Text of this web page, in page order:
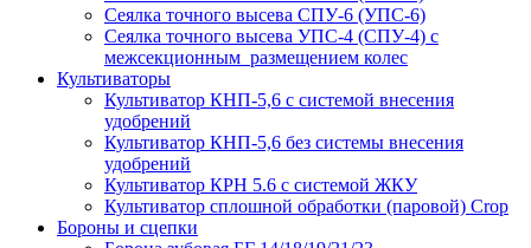
Сеялка точного высева СПУ-6 (УПС-6)
Сеялка точного высева УПС-4 (СПУ-4) с
межсекционным размещением колес
Культиваторы
Культиватор КНП-5,6 с системой внесения
удобрений
Культиватор КНП-5,6 без системы внесения
удобрений
Культиватор КРН 5.6 с системой ЖКУ
Культиватор сплошной обработки (паровой) Crop
Бороны и сцепки